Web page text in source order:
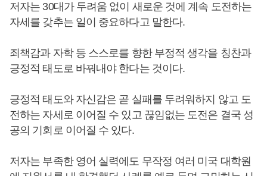
저자는 30대가 두려움 없이 새로운 것에 계속 도전하는
자세를 갖추는 일이 중요하다고 말한다.
죄책감과 자학 등 스스로를 향한 부정적 생각을 칭찬과
긍정적 태도로 바꿔내야 한다는 것이다.
긍정적 태도와 자신감은 곧 실패를 두려워하지 않고 도
전하는 자세로 이어질 수 있고 끊임없는 도전은 결국 성
공의 기회로 이어질 수 있다.
저자는 부족한 영어 실력에도 무작정 여러 미국 대학원